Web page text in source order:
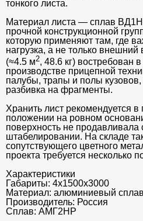
тонкого листа.
Материал листа — сплав
прочной конструкционной
которую применяют там, где
нагрузка, а не только
(≈4.5 м2, 48.6 кг) востребован
производстве прицепной
палубы, трапы и полы
разбивка на фрагменты.
Хранить лист рекомендуется в
положении на ровном
поверхность не продавливала
штабелировании. На складе
сопутствующего цветного
проекта требуется несколько
Характеристики
Габариты: 4х1500х3000
Материал: алюминиевый
Производитель: Россия
Сплав: АМГ2НР